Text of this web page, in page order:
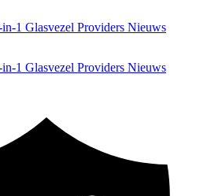
1 Glasvezel Providers Nieuws
1 Glasvezel Providers Nieuws